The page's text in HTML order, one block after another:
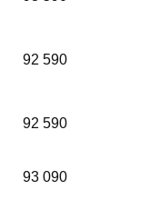
92 590
92 590
93 090